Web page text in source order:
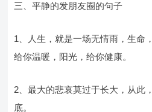
三、平静的发朋友圈的句子
1、人生，就是一场无情雨，生命
给你温暖，阳光，给你健康。
2、最大的悲哀莫过于长大，从此
底。